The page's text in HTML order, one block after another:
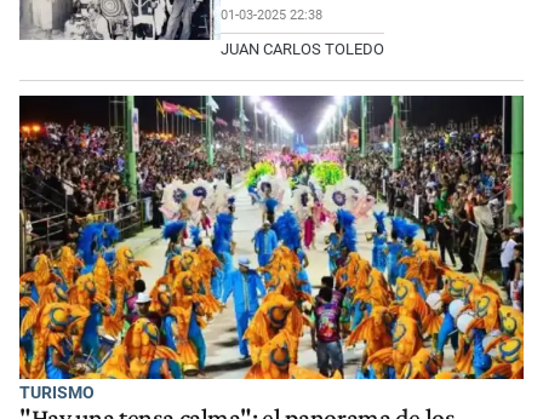
01-03-2025 22:38
JUAN CARLOS TOLEDO
TURISMO